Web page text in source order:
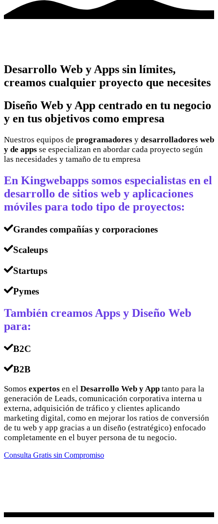
Desarrollo Web y Apps sin límites,
creamos cualquier proyecto que necesites
Diseño Web y App centrado en tu negocio
y en tus objetivos como empresa
Nuestros equipos de programadores y desarrolladores web
y de apps se especializan en abordar cada proyecto según
las necesidades y tamaño de tu empresa
En Kingwebapps somos especialistas en el
desarrollo de sitios web y aplicaciones
móviles para todo tipo de proyectos:
Grandes compañías y corporaciones
Scaleups
Startups
Pymes
También creamos Apps y Diseño Web
para:
B2C
B2B
Somos expertos en el Desarrollo Web y App tanto para la
generación de Leads, comunicación corporativa interna u
externa, adquisición de tráfico y clientes aplicando
marketing digital, como en mejorar los ratios de conversión
de tu web y app gracias a un diseño (estratégico) enfocado
completamente en el buyer persona de tu negocio.
Consulta Gratis sin Compromiso